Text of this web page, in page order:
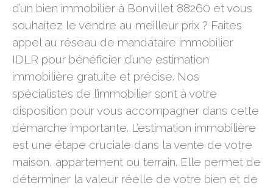
d’un bien immobilier à Bonvillet 88260 et vous
souhaitez le vendre au meilleur prix ? Faites
appel au réseau de mandataire immobilier
IDLR pour bénéficier d’une estimation
immobilière gratuite et précise. Nos
spécialistes de l’immobilier sont à votre
disposition pour vous accompagner dans cette
démarche importante. L’estimation immobilière
est une étape cruciale dans la vente de votre
maison, appartement ou terrain. Elle permet de
déterminer la valeur réelle de votre bien et de